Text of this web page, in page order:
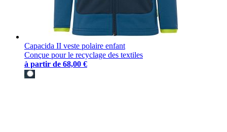
Capacida II veste polaire enfant
Conçue pour le recyclage des textiles
à partir de 68,00 €